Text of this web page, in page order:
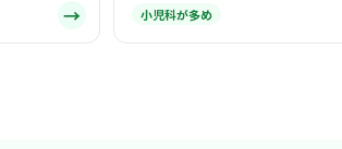
→ 小児科が多め